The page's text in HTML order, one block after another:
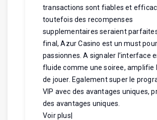
transactions sont fiables et
toutefois des recompenses
supplementaires seraient
final, Azur Casino est un must
passionnes. A signaler l’interface
fluide comme une soiree, amplifie
de jouer. Egalement super le
VIP avec des avantages uniques,
des avantages uniques.
Voir plus